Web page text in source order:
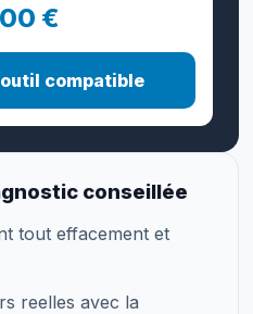
€
compatible
conseillée
tout effacement et
reelles avec la